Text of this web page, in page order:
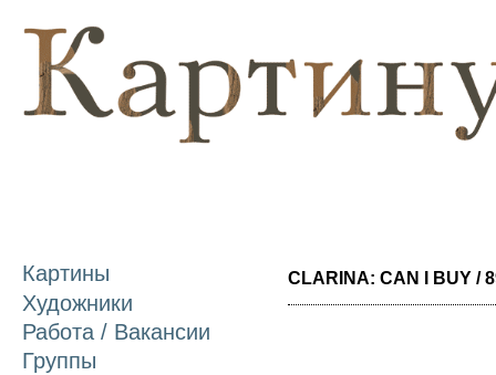
Картины
Художники
Работа / Вакансии
Группы
CLARINA: CAN I BUY /